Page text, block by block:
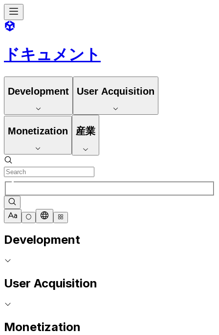
ドキュメント
Development User Acquisition
Monetization 産業
Development
User Acquisition
Monetization